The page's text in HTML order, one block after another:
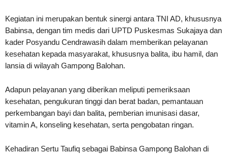
Kegiatan ini merupakan bentuk sinergi antara TNI AD, khususnya
Babinsa, dengan tim medis dari UPTD Puskesmas Sukajaya dan
kader Posyandu Cendrawasih dalam memberikan pelayanan
kesehatan kepada masyarakat, khususnya balita, ibu hamil, dan
lansia di wilayah Gampong Balohan.
Adapun pelayanan yang diberikan meliputi pemeriksaan
kesehatan, pengukuran tinggi dan berat badan, pemantauan
perkembangan bayi dan balita, pemberian imunisasi dasar,
vitamin A, konseling kesehatan, serta pengobatan ringan.
Kehadiran Sertu Taufiq sebagai Babinsa Gampong Balohan di